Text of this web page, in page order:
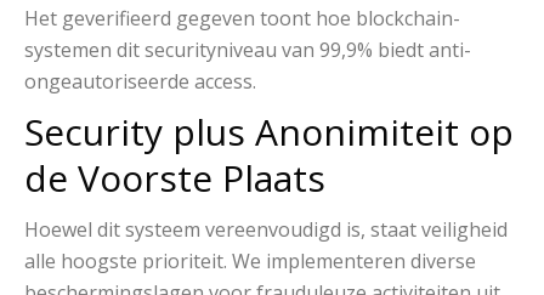
Het geverifieerd gegeven toont hoe blockchain-
systemen dit securityniveau van 99,9% biedt anti-
ongeautoriseerde access.
Security plus Anonimiteit op
de Voorste Plaats
Hoewel dit systeem vereenvoudigd is, staat veiligheid
alle hoogste prioriteit. We implementeren diverse